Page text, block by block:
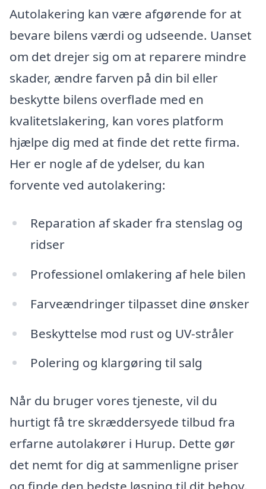
Autolakering kan være afgørende for at
bevare bilens værdi og udseende. Uanset
om det drejer sig om at reparere mindre
skader, ændre farven på din bil eller
beskytte bilens overflade med en
kvalitetslakering, kan vores platform
hjælpe dig med at finde det rette firma.
Her er nogle af de ydelser, du kan
forvente ved autolakering:
Reparation af skader fra stenslag og
ridser
Professionel omlakering af hele bilen
Farveændringer tilpasset dine ønsker
Beskyttelse mod rust og UV-stråler
Polering og klargøring til salg
Når du bruger vores tjeneste, vil du
hurtigt få tre skræddersyede tilbud fra
erfarne autolakører i Hurup. Dette gør
det nemt for dig at sammenligne priser